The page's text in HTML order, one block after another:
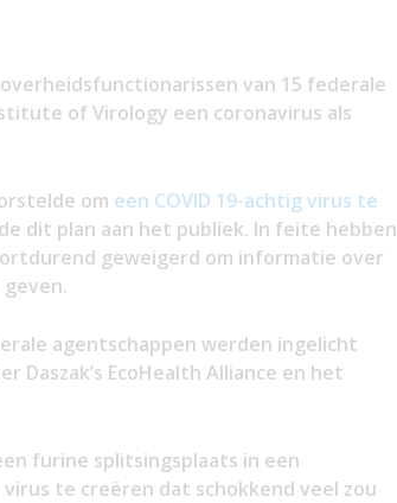
van 15 federale
of Virology een coronavirus als
om een COVID 19-achtig virus te
dit plan aan het publiek. In feite hebben
geweigerd om informatie over
agentschappen werden ingelicht
EcoHealth Alliance en het
furine splitsingsplaats in een
te creëren dat schokkend veel zou